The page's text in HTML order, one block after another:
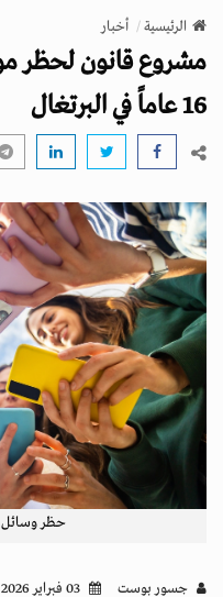
v
i
g
a
n
الرئيسية أخبار
مشروع قانون لحظر
16 عاماً في البرتغال
حظر وسائل
جسور بوست